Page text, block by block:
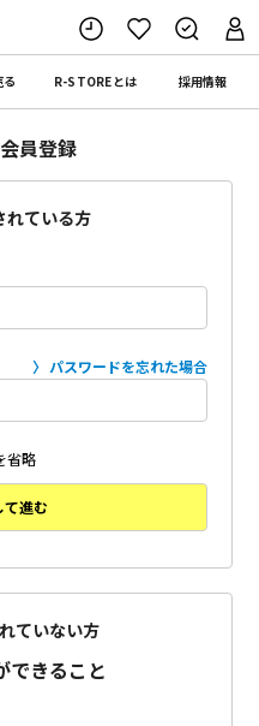
る R-STOREとは 採用情報
員登録
れている方
パスワードを忘れた場合
省略
て進む
ていない方
できること